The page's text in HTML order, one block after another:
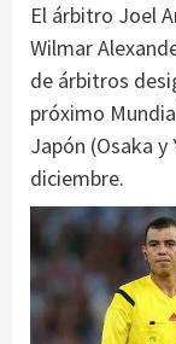
El árbitro Joel
Wilmar
de árbitros
próximo
Japón (Osaka
diciembre.